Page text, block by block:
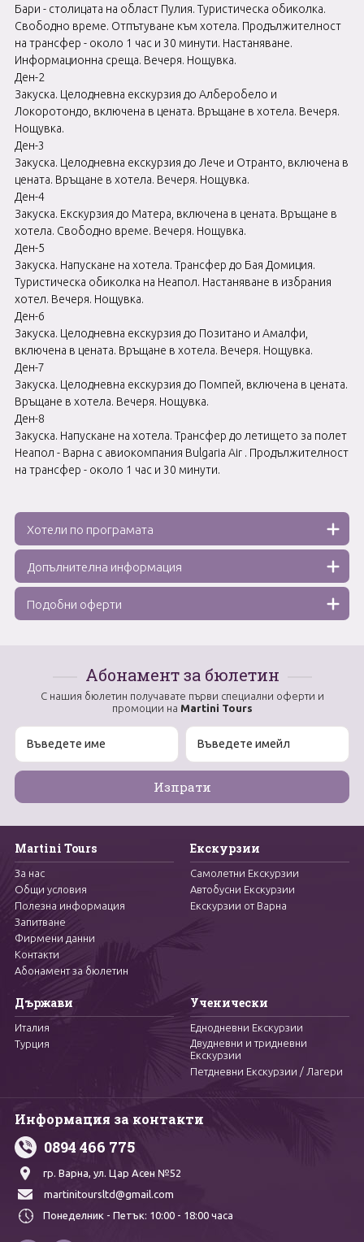
Бари - столицата на област Пулия. Туристическа обиколка.
Свободно време. Отпътуване към хотела. Продължителност
на трансфер - около 1 час и 30 минути. Настаняване.
Информационна среща. Вечеря. Нощувка.
Ден-2
Закуска. Целодневна екскурзия до Алберобело и
Локоротондо, включена в цената. Връщане в хотела. Вечеря.
Нощувка.
Ден-3
Закуска. Целодневна екскурзия до Лече и Отранто, включена в
цената. Връщане в хотела. Вечеря. Нощувка.
Ден-4
Закуска. Екскурзия до Матера, включена в цената. Връщане в
хотела. Свободно време. Вечеря. Нощувка.
Ден-5
Закуска. Напускане на хотела. Трансфер до Бая Домиция.
Туристическа обиколка на Неапол. Настаняване в избрания
хотел. Вечеря. Нощувка.
Ден-6
Закуска. Целодневна екскурзия до Позитано и Амалфи,
включена в цената. Връщане в хотела. Вечеря. Нощувка.
Ден-7
Закуска. Целодневна екскурзия до Помпей, включена в цената.
Връщане в хотела. Вечеря. Нощувка.
Ден-8
Закуска. Напускане на хотела. Трансфер до летището за полет
Неапол - Варна с авиокомпания Bulgaria Air . Продължителност
на трансфер - около 1 час и 30 минути.
Хотели по програмата
Допълнителна информация
Подобни оферти
Абонамент за бюлетин
С нашия бюлетин получавате първи специални оферти и
промоции на Martini Tours
Martini Tours
За нас
Общи условия
Полезна информация
Запитване
Фирмени данни
Контакти
Абонамент за бюлетин
Екскурзии
Самолетни Екскурзии
Автобусни Екскурзии
Екскурзии от Варна
Държави
Италия
Турция
Ученически
Еднодневни Екскурзии
Двудневни и тридневни
Екскурзии
Петдневни Екскурзии / Лагери
Информация за контакти
0894 466 775
гр. Варна, ул. Цар Асен №52
martinitoursltd@gmail.com
Понеделник - Петък: 10:00 - 18:00 часа